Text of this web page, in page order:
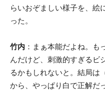
らいおぞましい様子を、絵
った。
竹内 ：まぁ本能だよね。も
んだけど、刺激的すぎるビ
るかもしれないと。結局は
から、やっぱり白で正解だ